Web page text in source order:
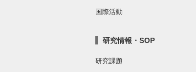
国際活動
研究情報・SOP
研究課題